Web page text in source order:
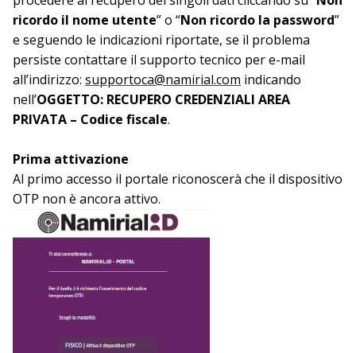
ricordo il nome utente” o “Non ricordo la password”
e seguendo le indicazioni riportate, se il problema
persiste contattare il supporto tecnico per e-mail
all’indirizzo: supportoca@namirial.com indicando
nell’OGGETTO: RECUPERO CREDENZIALI AREA
PRIVATA – Codice fiscale.
Prima attivazione
Al primo accesso il portale riconoscerà che il dispositivo
OTP non è ancora attivo.